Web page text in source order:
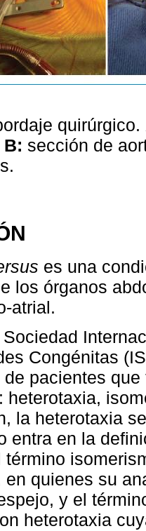
quirúrgico.
B: sección de
es una
los órganos
atrial.
Congénitas
pacientes
heterotaxia,
la heterotaxia
entra en la
término
en quienes su
y el
heterotaxia